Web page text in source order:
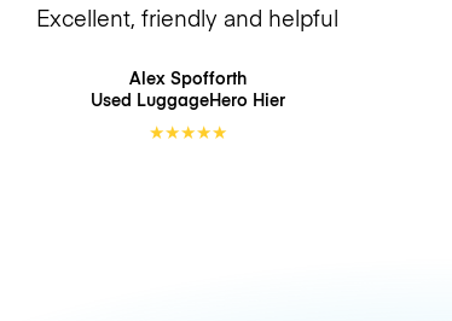
Excellent, friendly and helpful
Alex Spofforth
Used LuggageHero Hier
★★★★★